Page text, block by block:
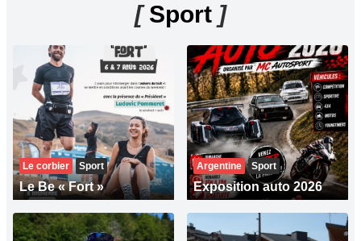
[Sport ]
Le corbier Sport
Le Be « Fort »
Argentine Sport
Exposition auto 2026